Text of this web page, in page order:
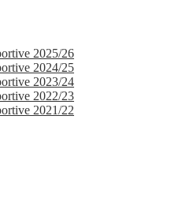
2025/26
2024/25
2023/24
2022/23
2021/22